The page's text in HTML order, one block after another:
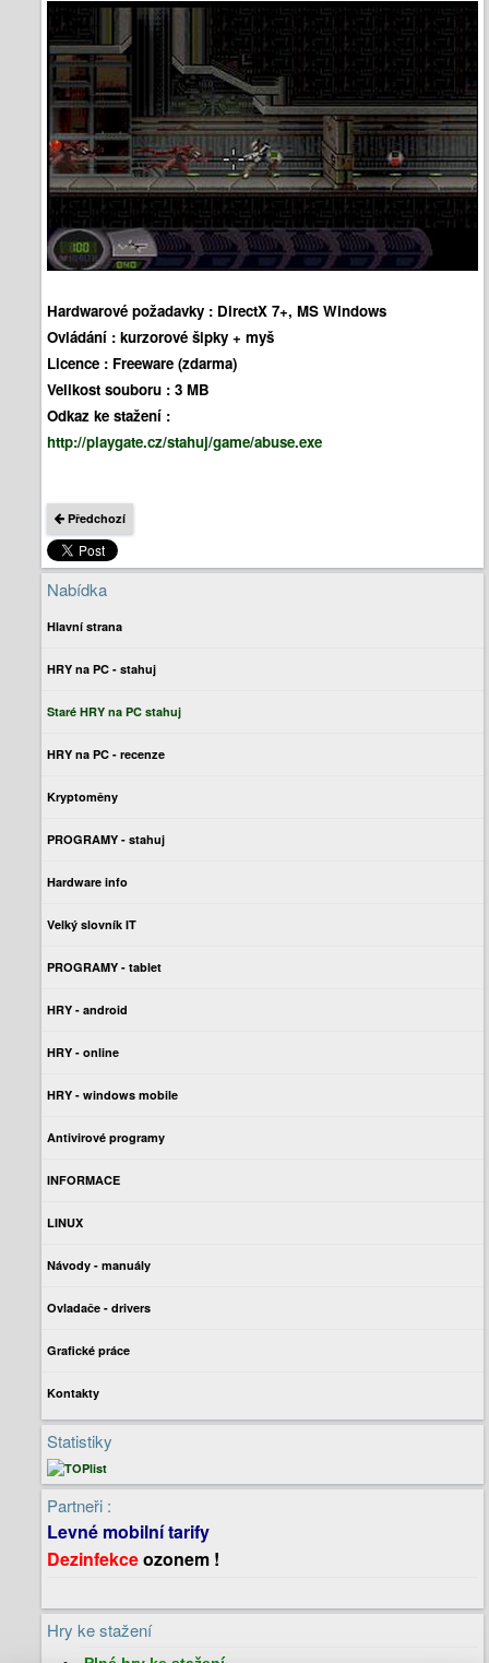
Hardwarové požadavky : DirectX 7+, MS Windows
Ovládání : kurzorové šipky + myš
Licence : Freeware (zdarma)
Velikost souboru : 3 MB
Odkaz ke stažení :
http://playgate.cz/stahuj/game/abuse.exe
Předchozí
Nabídka
Hlavní strana
HRY na PC - stahuj
Staré HRY na PC stahuj
HRY na PC - recenze
Kryptoměny
PROGRAMY - stahuj
Hardware info
Velký slovník IT
PROGRAMY - tablet
HRY - android
HRY - online
HRY - windows mobile
Antivirové programy
INFORMACE
LINUX
Návody - manuály
Ovladače - drivers
Grafické práce
Kontakty
Statistiky
Partneři :
Levné mobilní tarify
Dezinfekceozonem !
Hry ke stažení